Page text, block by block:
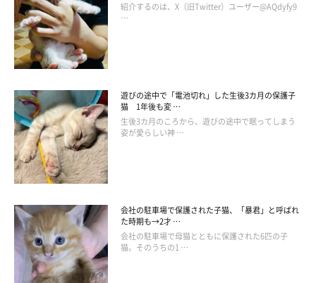
紹介するのは、X（旧Twitter）ユーザー@AQdyfy9
…
遊びの途中で「電池切れ」した生後3カ月の保護子
猫 1年後も変 …
生後3カ月のころから、遊びの途中で眠ってしまう
姿が愛らしい神 …
会社の駐車場で保護された子猫、「暴君」と呼ばれ
た時期も→2才 …
会社の駐車場で母猫とともに保護された6匹の子
猫。そのうちの1 …